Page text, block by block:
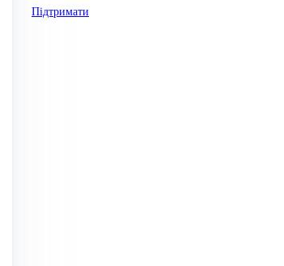
Підтримати